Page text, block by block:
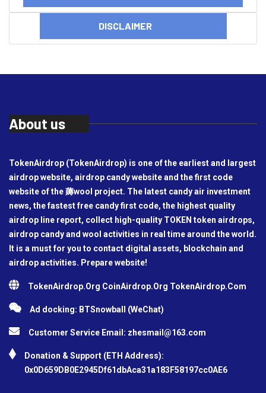
DISCLAIMER
About us
TokenAirdrop (TokenAirdrop) is one of the earliest and largest
airdrop website, airdrop candy website and the first code
website of the 薅wool project. The latest candy air investment
news, the fastest free candy first code, the highest quality
airdrop line report, collect high-quality TOKEN token airdrops,
airdrop candy and wool activities in real time around the world.
It is a must for you to contact digital assets, blockchain and
airdrop activities. Prepare website!
TokenAirdrop.Org CoinAirdrop.Org TokenAirdrop.Com
Ad docking: BTSnowball (WeChat)
Customer Service Email: zhesmail@163.com
Donation & Support (ETH Address):
0x0D659DB0E2945Df61dbAca31a183F58197cc0AE6